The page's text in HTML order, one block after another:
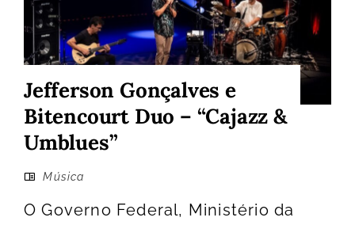
Jefferson Gonçalves e
Bitencourt Duo – “Cajazz &
Umblues”
Música
O Governo Federal, Ministério da